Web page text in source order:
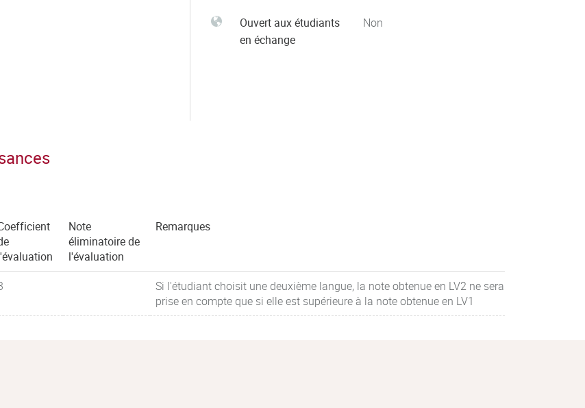
Ouvert aux étudiants
en échange
Non
Note
éliminatoire de
l'évaluation
Remarques
Si l'étudiant choisit une deuxième langue, la note obtenue en LV2 ne sera
prise en compte que si elle est supérieure à la note obtenue en LV1